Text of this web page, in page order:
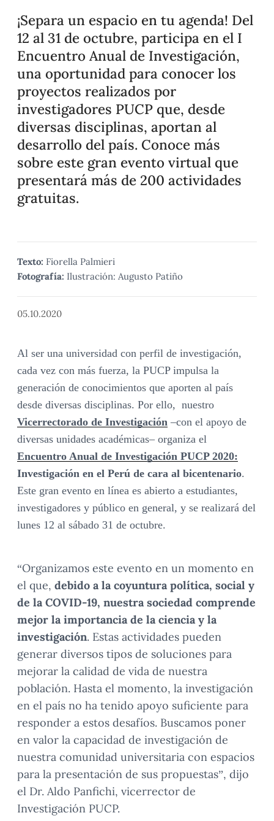
¡Separa un espacio en tu agenda! Del
12 al 31 de octubre, participa en el I
Encuentro Anual de Investigación,
una oportunidad para conocer los
proyectos realizados por
investigadores PUCP que, desde
diversas disciplinas, aportan al
desarrollo del país. Conoce más
sobre este gran evento virtual que
presentará más de 200 actividades
gratuitas.
Texto: Fiorella Palmieri
Fotografía: Ilustración: Augusto Patiño
05.10.2020
Al ser una universidad con perfil de investigación,
cada vez con más fuerza, la PUCP impulsa la
generación de conocimientos que aporten al país
desde diversas disciplinas. Por ello, nuestro
Vicerrectorado de Investigación –con el apoyo de
diversas unidades académicas– organiza el
Encuentro Anual de Investigación PUCP 2020:
Investigación en el Perú de cara al bicentenario.
Este gran evento en línea es abierto a estudiantes,
investigadores y público en general, y se realizará del
lunes 12 al sábado 31 de octubre.
“Organizamos este evento en un momento en
el que, debido a la coyuntura política, social y
de la COVID-19, nuestra sociedad comprende
mejor la importancia de la ciencia y la
investigación. Estas actividades pueden
generar diversos tipos de soluciones para
mejorar la calidad de vida de nuestra
población. Hasta el momento, la investigación
en el país no ha tenido apoyo suficiente para
responder a estos desafíos. Buscamos poner
en valor la capacidad de investigación de
nuestra comunidad universitaria con espacios
para la presentación de sus propuestas”, dijo
el Dr. Aldo Panfichi, vicerrector de
Investigación PUCP.